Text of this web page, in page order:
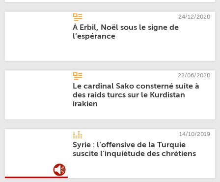
24/12/2020
À Erbil, Noël sous le signe de
l’espérance
22/06/2020
Le cardinal Sako consterné suite à
des raids turcs sur le Kurdistan
irakien
14/10/2019
Syrie : l’offensive de la Turquie
suscite l’inquiétude des chrétiens